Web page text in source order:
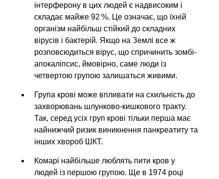
інтерферону в цих людей є надвисоким і
складає майже 92 %. Це означає, що їхній
організм найбільш стійкий до складних
вірусів і бактерій. Якщо на Землі все ж
розповсюдиться вірус, що спричинить зомбі-
апокаліпсис, ймовірно, саме люди із
четвертою групою залишаться живими.
Група крові може впливати на схильність до
захворювань шлунково-кишкового тракту.
Так, серед усіх груп крові тільки перша має
найнижчий ризик виникнення панкреатиту та
інших хвороб ШКТ.
Комарі найбільше люблять пити кров у
людей із першою групою. Ще в 1974 році